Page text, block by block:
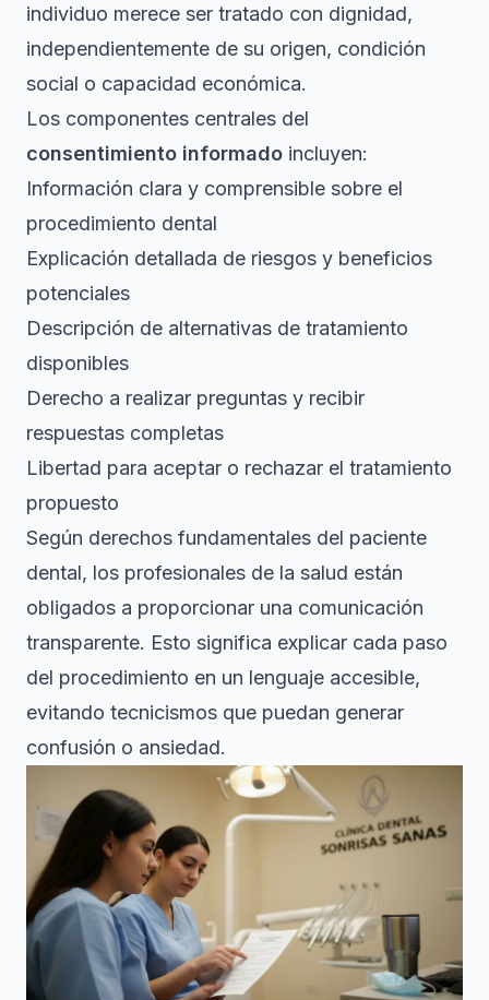
individuo merece ser tratado con dignidad,
independientemente de su origen, condición
social o capacidad económica.
Los componentes centrales del
consentimiento informado incluyen:
Información clara y comprensible sobre el
procedimiento dental
Explicación detallada de riesgos y beneficios
potenciales
Descripción de alternativas de tratamiento
disponibles
Derecho a realizar preguntas y recibir
respuestas completas
Libertad para aceptar o rechazar el tratamiento
propuesto
Según derechos fundamentales del paciente
dental, los profesionales de la salud están
obligados a proporcionar una comunicación
transparente. Esto significa explicar cada paso
del procedimiento en un lenguaje accesible,
evitando tecnicismos que puedan generar
confusión o ansiedad.